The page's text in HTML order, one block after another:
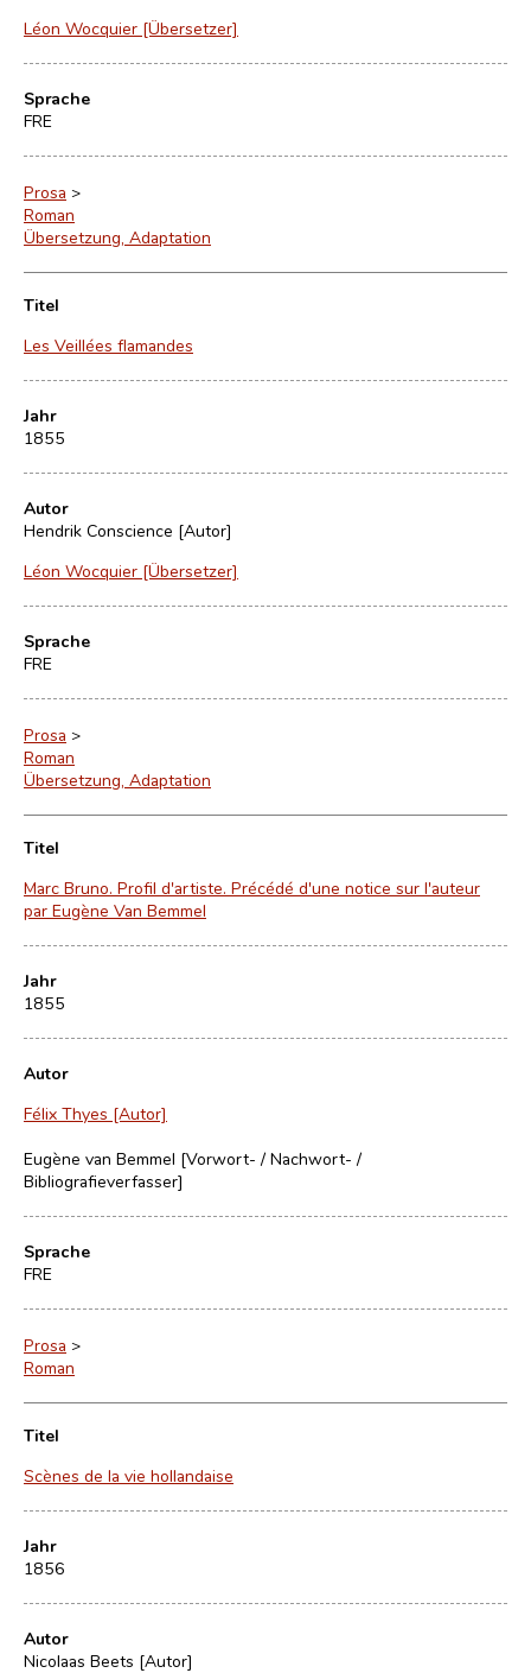
Léon Wocquier [Übersetzer]
Sprache
FRE
Prosa >
Roman
Übersetzung, Adaptation
Titel
Les Veillées flamandes
Jahr
1855
Autor
Hendrik Conscience [Autor]
Léon Wocquier [Übersetzer]
Sprache
FRE
Prosa >
Roman
Übersetzung, Adaptation
Titel
Marc Bruno. Profil d'artiste. Précédé d'une notice sur l'auteur
par Eugène Van Bemmel
Jahr
1855
Autor
Félix Thyes [Autor]
Eugène van Bemmel [Vorwort- / Nachwort- /
Bibliografieverfasser]
Sprache
FRE
Prosa >
Roman
Titel
Scènes de la vie hollandaise
Jahr
1856
Autor
Nicolaas Beets [Autor]